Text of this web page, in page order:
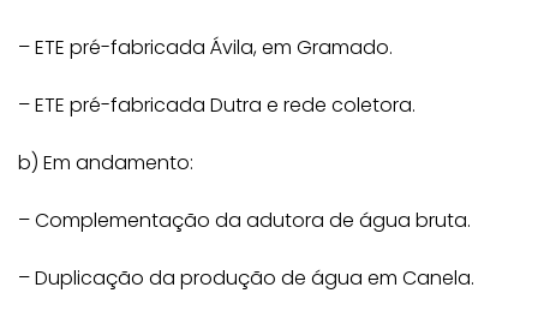
– ETE pré-fabricada Ávila, em Gramado.
– ETE pré-fabricada Dutra e rede coletora.
b) Em andamento:
– Complementação da adutora de água bruta.
– Duplicação da produção de água em Canela.